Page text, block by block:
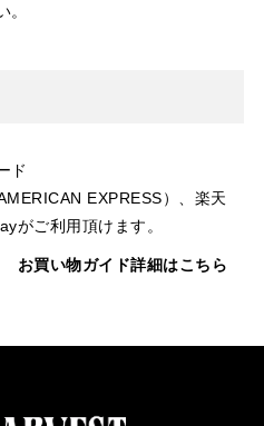
。
ド
EXPRESS）、楽天
がご利用頂けます。
お買い物ガイド詳細はこちら